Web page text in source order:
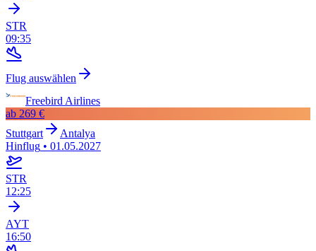
STR
09:35
Flug auswählen
Freebird Airlines
ab 269 €
Stuttgart
Antalya
Hinflug • 01.05.2027
STR
12:25
AYT
16:50